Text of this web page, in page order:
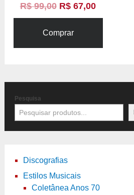
R$99,00 R$67,00
Comprar
Pesquisa
Discografias
Estilos Musicais
Coletânea Anos 70